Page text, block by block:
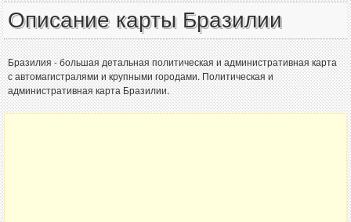
Описание карты Бразилии
Бразилия - большая детальная политическая и административная карта
с автомагистралями и крупными городами. Политическая и
административная карта Бразилии.